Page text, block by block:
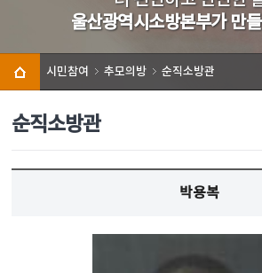
울산광역시소방본부가 만
시민참여 추모의방 순직소방관
순직소방관
박용복